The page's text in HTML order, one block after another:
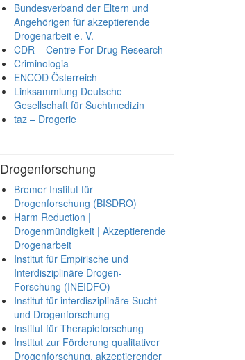
Bundesverband der Eltern und
Angehörigen für akzeptierende
Drogenarbeit e. V.
CDR – Centre For Drug Research
Criminologia
ENCOD Österreich
Linksammlung Deutsche
Gesellschaft für Suchtmedizin
taz – Drogerie
Drogenforschung
Bremer Institut für
Drogenforschung (BISDRO)
Harm Reduction |
Drogenmündigkeit | Akzeptierende
Drogenarbeit
Institut für Empirische und
Interdisziplinäre Drogen-
Forschung (INEIDFO)
Institut für interdisziplinäre Sucht-
und Drogenforschung
Institut für Therapieforschung
Institut zur Förderung qualitativer
Drogenforschung, akzeptierender